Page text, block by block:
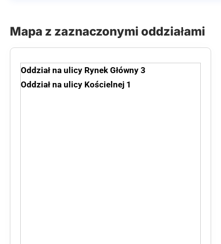
Mapa z zaznaczonymi oddziałami
Oddział na ulicy Rynek Główny 3
Oddział na ulicy Kościelnej 1